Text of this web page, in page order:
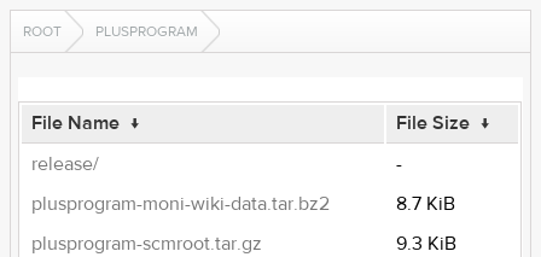
ROOT PLUSPROGRAM
File Name ↓ File Size ↓
release/
-
plusprogram-moni-wiki-data.tar.bz2
8.7 KiB
plusprogram-scmroot.tar.gz
9.3 KiB